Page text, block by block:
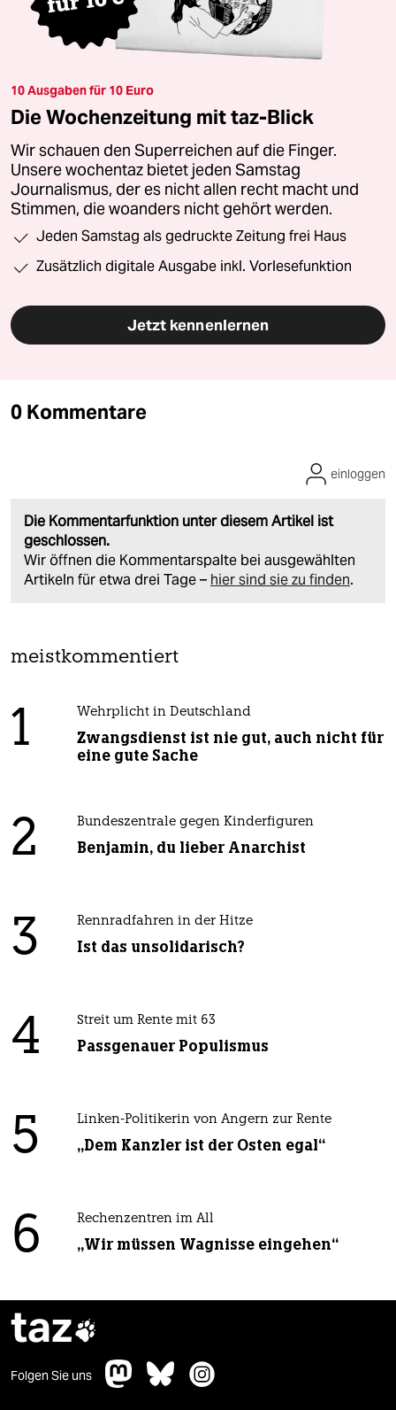
10 Ausgaben für 10 Euro
Die Wochenzeitung mit taz-Blick
Wir schauen den Superreichen auf die Finger.
Unsere wochentaz bietet jeden Samstag
Journalismus, der es nicht allen recht macht und
Stimmen, die woanders nicht gehört werden.
Jeden Samstag als gedruckte Zeitung frei Haus
Zusätzlich digitale Ausgabe inkl. Vorlesefunktion
Jetzt kennenlernen
0 Kommentare
Die Kommentarfunktion unter diesem Artikel ist
geschlossen.
Wir öffnen die Kommentarspalte bei ausgewählten
Artikeln für etwa drei Tage – hier sind sie zu finden.
einloggen
meistkommentiert
1 Wehrplicht in Deutschland
Zwangsdienst ist nie gut, auch nicht für
eine gute Sache
2 Bundeszentrale gegen Kinderfiguren
Benjamin, du lieber Anarchist
3 Rennradfahren in der Hitze
Ist das unsolidarisch?
4 Streit um Rente mit 63
Passgenauer Populismus
5 Linken-Politikerin von Angern zur Rente
„Dem Kanzler ist der Osten egal“
6 Rechenzentren im All
„Wir müssen Wagnisse eingehen“
taz
Folgen Sie uns